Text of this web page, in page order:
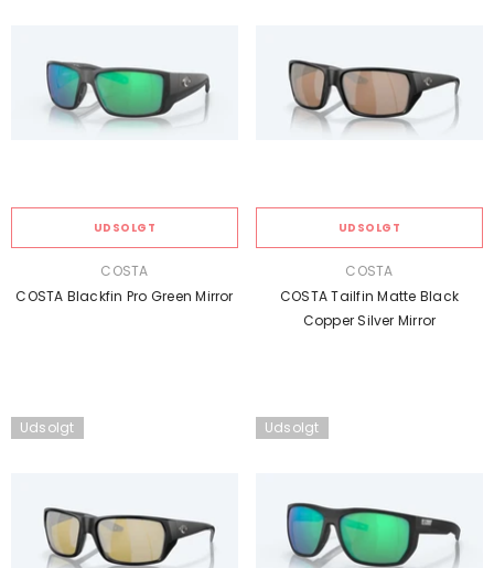
UDSOLGT
COSTA
COSTA Blackfin Pro Green Mirror
UDSOLGT
COSTA
COSTA Tailfin Matte Black
Copper Silver Mirror
Udsolgt Udsolgt